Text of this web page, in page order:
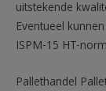
uitstekende
Eventueel
ISPM-15 HT-
Pallethandel